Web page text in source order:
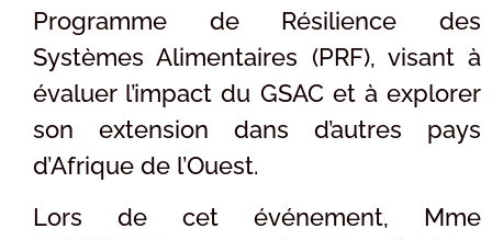
Programme de Résilience des
Systèmes Alimentaires (PRF), visant à
évaluer l’impact du GSAC et à explorer
son extension dans d’autres pays
d’Afrique de l’Ouest.
Lors de cet événement, Mme